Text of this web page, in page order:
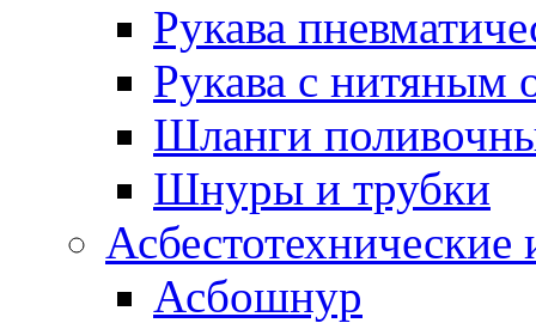
Рукава
Рукава с нитяным
Шланги
Шнуры и трубки
Асбестотехнические
Асбошнур